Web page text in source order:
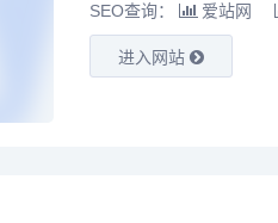
SEO查询：
爱站网
进入网站